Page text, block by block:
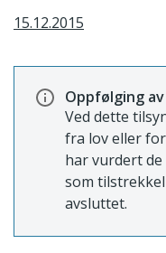
15.12.2015
Oppfølging
Ved dette
fra lov eller
har vurdert
som
avsluttet.